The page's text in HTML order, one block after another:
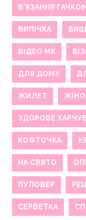
В'ЯЗАННЯ ГАЧКОМ
ВИПІЧКА
ВІДЕО МК
ДЛЯ ДОМУ
ЖИЛЕТ
ЗДОРОВЕ
КОФТОЧКА
НА СВЯТО
ПУЛОВЕР
СЕРВЕТКА